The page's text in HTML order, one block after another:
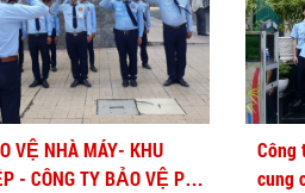
VỆ NHÀ MÁY- KHU
- CÔNG TY BẢO VỆ PHÚ
Công
cung